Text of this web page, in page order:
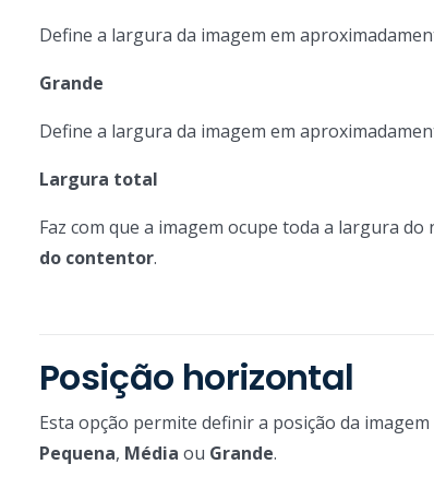
Define a largura da imagem em
Grande
Define a largura da imagem em
Largura total
Faz com que a imagem ocupe toda a largura
do contentor.
Posição horizontal
Esta opção permite definir a posição da
Pequena, Média ou Grande.